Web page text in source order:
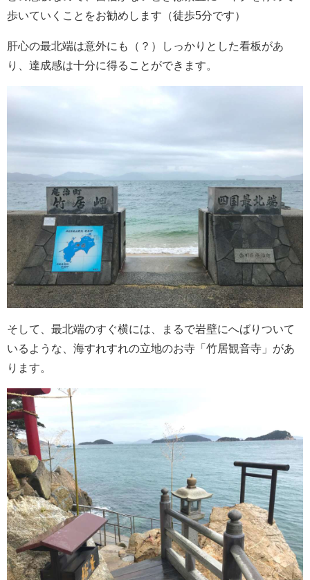
歩いていくことをお勧めします（徒歩5分です）
肝心の最北端は意外にも（？）しっかりとした看板があ
り、達成感は十分に得ることができます。
そして、最北端のすぐ横には、まるで岩壁にへばりついて
いるような、海すれすれの立地のお寺「竹居観音寺」があ
ります。